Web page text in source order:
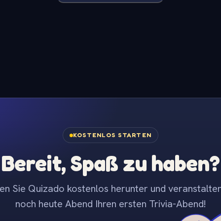
KOSTENLOS STARTEN
Bereit, Spaß zu haben?
Sie Quizado kostenlos herunter und
noch heute Abend Ihren ersten Trivia-Abend!